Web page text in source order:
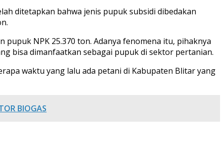
ditetapkan bahwa jenis pupuk subsidi dibedakan
NPK 25.370 ton. Adanya fenomena itu, pihaknya
bisa dimanfaatkan sebagai pupuk di sektor pertanian.
waktu yang lalu ada petani di Kabupaten Blitar yang
BIOGAS